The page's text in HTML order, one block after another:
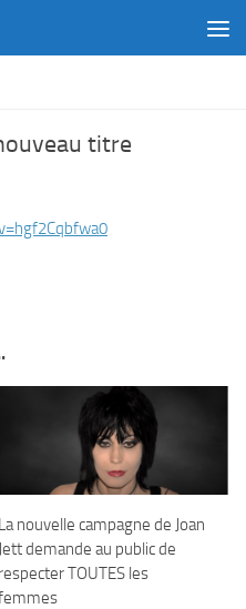
titre
La nouvelle campagne de Joan
Jett demande au public de
respecter TOUTES les